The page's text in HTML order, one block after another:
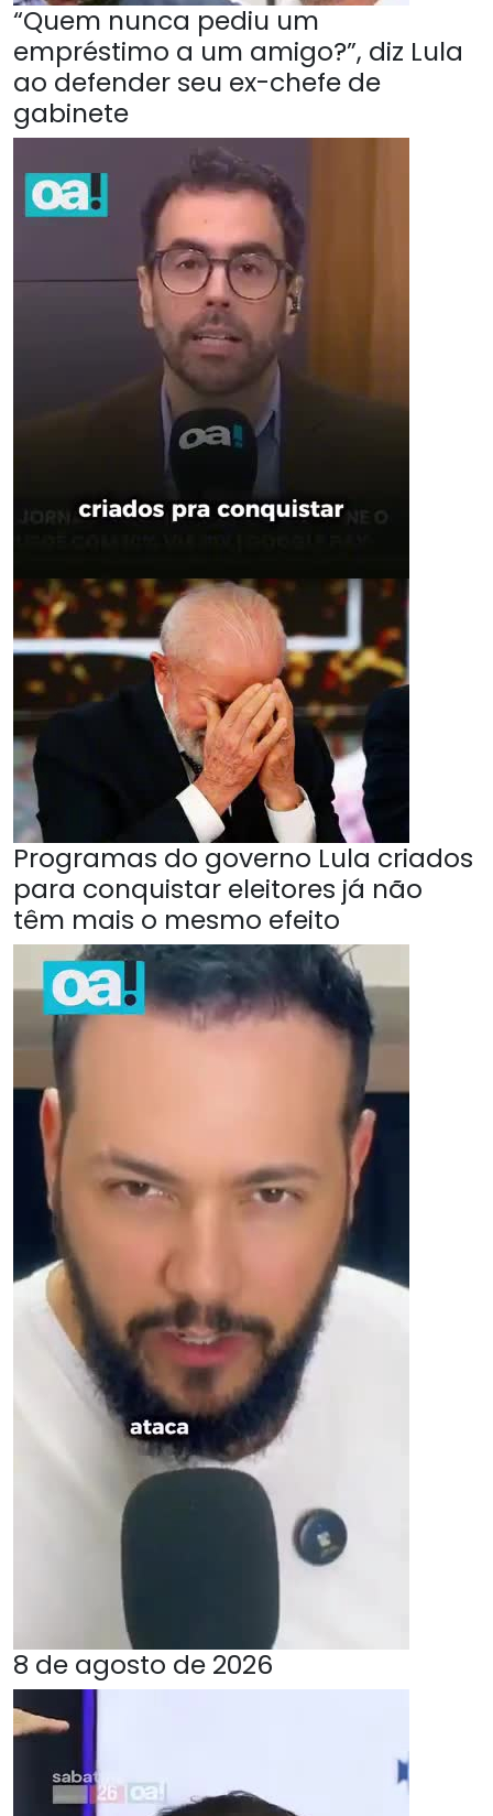
“Quem nunca pediu um
empréstimo a um amigo?”, diz Lula
ao defender seu ex-chefe de
gabinete
Programas do governo Lula criados
para conquistar eleitores já não
têm mais o mesmo efeito
8 de agosto de 2026